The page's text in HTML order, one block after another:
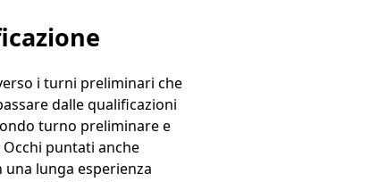
i turni preliminari che
dalle qualificazioni
turno preliminare e
puntati anche
lunga esperienza